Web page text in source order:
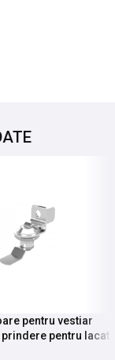
pentru vestiar
prindere pentru lacat